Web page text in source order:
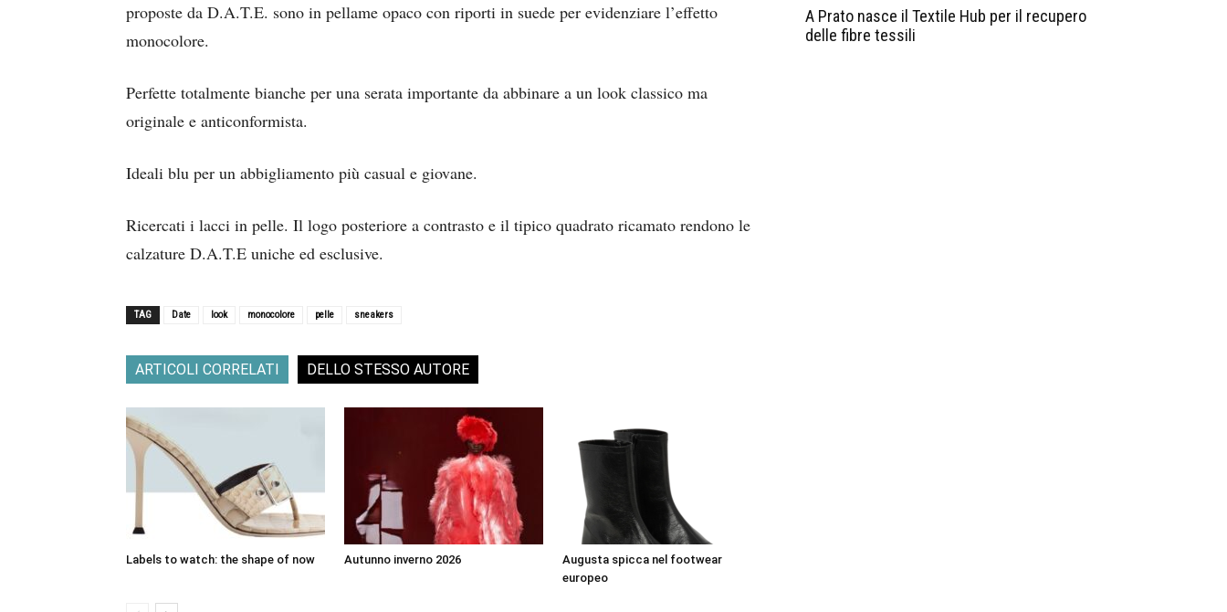
proposte da D.A.T.E. sono in pellame opaco con riporti in suede per evidenziare l’effetto
monocolore.
Perfette totalmente bianche per una serata importante da abbinare a un look classico ma
originale e anticonformista.
Ideali blu per un abbigliamento più casual e giovane.
Ricercati i lacci in pelle. Il logo posteriore a contrasto e il tipico quadrato ricamato rendono le
calzature D.A.T.E uniche ed esclusive.
TAG Date look monocolore pelle sneakers
ARTICOLI CORRELATI DELLO STESSO AUTORE
Labels to watch: the shape of now Autunno inverno 2026
Augusta spicca nel footwear
europeo
A Prato nasce il Textile Hub per il recupero
delle fibre tessili